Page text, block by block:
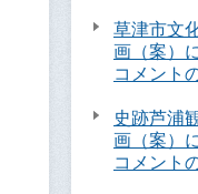
草津市文
画（案）
コメント
史跡芦浦
画（案）
コメント